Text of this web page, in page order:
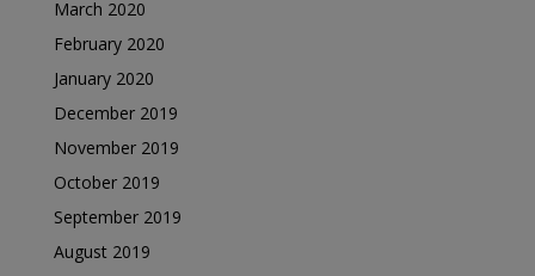
March 2020
February 2020
January 2020
December 2019
November 2019
October 2019
September 2019
August 2019